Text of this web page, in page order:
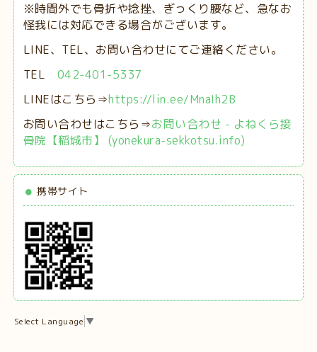
※時間外でも骨折や捻挫、ぎっくり腰など、急なお
怪我には対応できる場合がございます。
LINE、TEL、お問い合わせにてご連絡ください。
TEL 042-401-5337
LINEはこちら⇒https://lin.ee/MnaIh2B
お問い合わせはこちら⇒お問い合わせ - よねくら接
骨院【稲城市】 (yonekura-sekkotsu.info)
携帯サイト
Select Language ▼